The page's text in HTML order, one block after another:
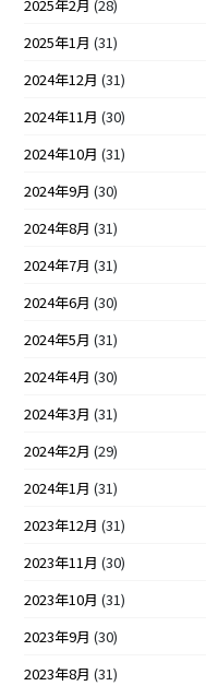
2025年2月 (28)
2025年1月 (31)
2024年12月 (31)
2024年11月 (30)
2024年10月 (31)
2024年9月 (30)
2024年8月 (31)
2024年7月 (31)
2024年6月 (30)
2024年5月 (31)
2024年4月 (30)
2024年3月 (31)
2024年2月 (29)
2024年1月 (31)
2023年12月 (31)
2023年11月 (30)
2023年10月 (31)
2023年9月 (30)
2023年8月 (31)